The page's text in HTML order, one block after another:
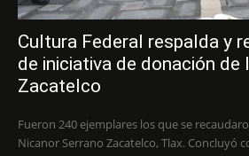
Cultura Federal respalda y
de iniciativa de donación de
Zacatelco
Fueron 240 ejemplares los que se
Nicanor Serrano Zacatelco, Tlax. Concluyó con gran éxito la campaña